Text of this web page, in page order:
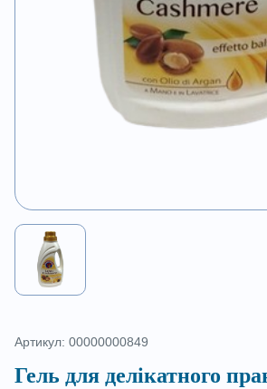
Артикул: 00000000849
Гель для делікатного